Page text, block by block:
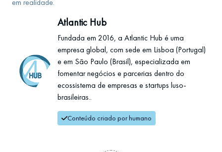
em realidade.
Atlantic Hub
Fundada em 2016, a Atlantic Hub é uma
empresa global, com sede em Lisboa (Portugal)
e em São Paulo (Brasil), especializada em
fomentar negócios e parcerias dentro do
ecossistema de empresas e startups luso-
brasileiras..
Conteúdo criado por humano